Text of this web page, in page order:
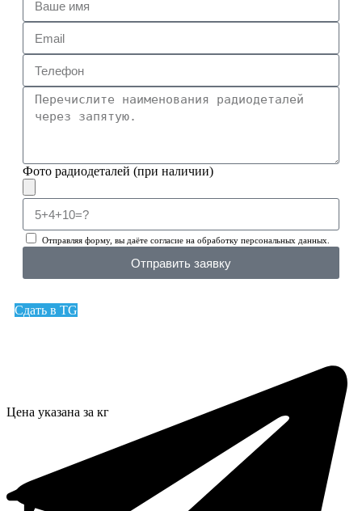
Фото радиодеталей (при наличии)
Отправляя форму, вы даёте согласие на обработку персональных данных.
Отправить заявку
Сдать в TG
Цена указана за кг